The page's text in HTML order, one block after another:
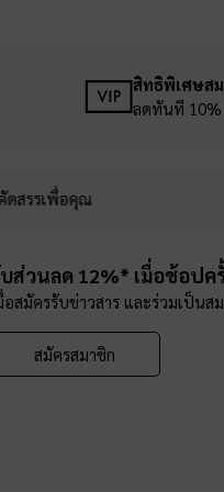
สิทธิพิเศษส
ลดทันที
ดสรรเพื่อคุณ
ส่วนลด 12%* เมื่อช้อปค
อสมัครรับข่าวสาร และร่วมเป็นส
สมัครสมาชิก